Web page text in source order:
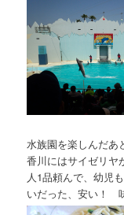
水族園を楽しんだあ
香川にはサイゼリ
人1品頼んで、幼児
いだった、安い！